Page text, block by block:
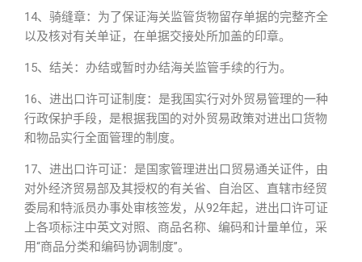
14、骑缝章：为了保证海关监管货物留存单据的完整齐全
以及核对有关单证，在单据交接处所加盖的印章。
15、结关：办结或暂时办结海关监管手续的行为。
16、进出口许可证制度：是我国实行对外贸易管理的一种
行政保护手段，是根据我国的对外贸易政策对进出口货物
和物品实行全面管理的制度。
17、进出口许可证：是国家管理进出口贸易通关证件，由
对外经济贸易部及其授权的有关省、自治区、直辖市经贸
委局和特派员办事处审核签发，从92年起，进出口许可证
上各项标注中英文对照、商品名称、编码和计量单位，采
用“商品分类和编码协调制度”。